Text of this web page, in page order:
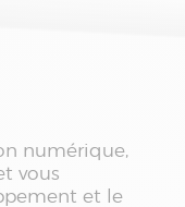
numérique,
vous
et le